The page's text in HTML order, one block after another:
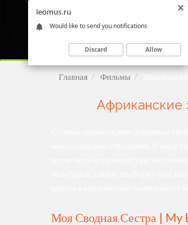
Главная Фильмы
Африканские
Моя Сводная Сестра |
leomus.ru
Would like to send you notifications
Discard Allow